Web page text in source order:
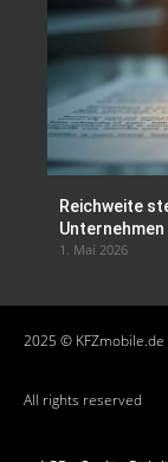
Reichweite
Unternehmen
1. Mai 2026
2025 © KFZmobile.de
All rights reserved